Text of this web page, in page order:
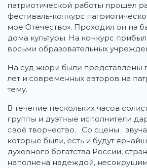
патриотической работы прошел
фестиваль-конкурс
мое Отечество». Проходил он на
дома культуры. На конкурс
восьми образовательных
На суд жюри были представлены
лет и современных авторов на
тему.
В течение нескольких часов
группы и дуэтные исполнители
своё творчество. Со сцены
которые были, есть и будут
духовного богатства России,
наполнена надеждой,